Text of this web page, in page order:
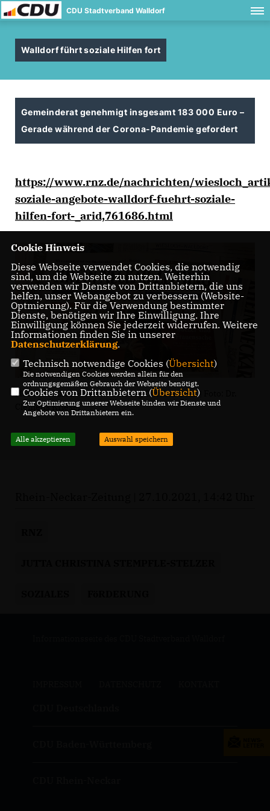
CDU Stadtverband Walldorf
Walldorf führt soziale Hilfen fort
Gemeinderat genehmigt insgesamt 183 000 Euro –
Gerade während der Corona-Pandemie gefordert
https://www.rnz.de/nachrichten/
soziale-angebote-walldorf-fuehrt-soziale-
hilfen-fort-_arid,761686.html
Motivbild Rhein-Neckar Zeitung Oktober 2021 | Foto: Dr.
Clemens Kriesel
Cookie Hinweis
Diese Webseite verwendet Cookies, die notwendig
sind, um die Webseite zu nutzen. Weiterhin
verwenden wir Dienste von Drittanbietern, die uns
helfen, unser Webangebot zu verbessern (Website-
Optmierung). Für die Verwendung bestimmter
Dienste, benötigen wir Ihre Einwilligung. Ihre
Einwilligung können Sie jederzeit widerrufen. Weitere
Informationen finden Sie in unserer
Datenschutzerklärung.
Technisch notwendige Cookies (Übersicht)
Die notwendigen Cookies werden allein für den
ordnungsgemäßen Gebrauch der Webseite benötigt.
Cookies von Drittanbietern (Übersicht)
Zur Optimierung unserer Webseite binden wir Dienste und
Angebote von Drittanbietern ein.
Alle akzeptieren Auswahl speichern